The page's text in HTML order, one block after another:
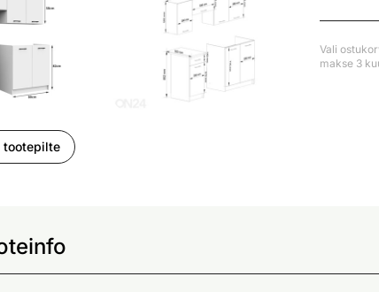
tootepilte
Vali
makse 3